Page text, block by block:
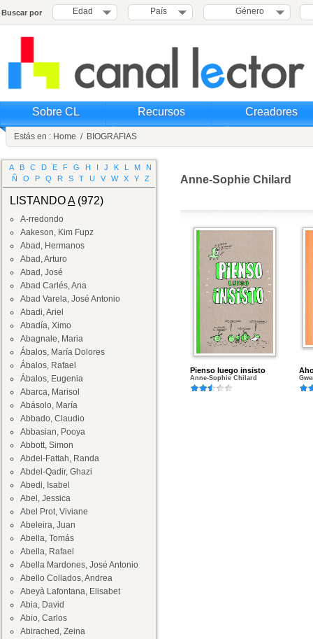
Buscar por Edad País Género
Sobre CL Recursos Creadores
Estás en : Home / BIOGRAFIAS
A B C D E F G H I J K L M
N
Ñ
O P Q R S T U V W X Y Z
LISTANDOA(972)
A-rredondo
Aakeson, Kim Fupz
Abad, Hermanos
Abad, Arturo
Abad, José
Abad Carlés, Ana
Abad Varela, José Antonio
Abadi, Ariel
Abadía, Ximo
Abagnale, Maria
Ábalos, María Dolores
Ábalos, Rafael
Ábalos, Eugenia
Abarca, Marisol
Abásolo, María
Abbado, Claudio
Abbasian, Pooya
Abbott, Simon
Abdel-Fattah, Randa
Abdel-Qadir, Ghazi
Abedi, Isabel
Abel, Jessica
Abel Prot, Viviane
Abeleira, Juan
Abella, Tomás
Abella, Rafael
Abella Mardones, José Antonio
Abello Collados, Andrea
Abeyà Lafontana, Elisabet
Abia, David
Abio, Carlos
Abirached, Zeina
Anne-Sophie Chilard
Pienso luego insisto
Anne-Sophie Chilard